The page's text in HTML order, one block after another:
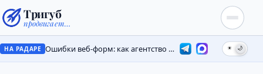
Тригуб
продвигает…
НА РАДАРЕ Ошибки веб-форм: как агентство потеряло лиды на месяцы ☀ 🌙